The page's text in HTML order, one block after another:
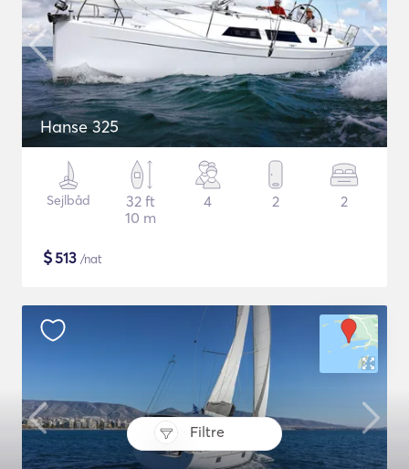
Filtre
Hanse 325
Sejlbåd
32 ft
10 m
4 2 2
$513 /nat